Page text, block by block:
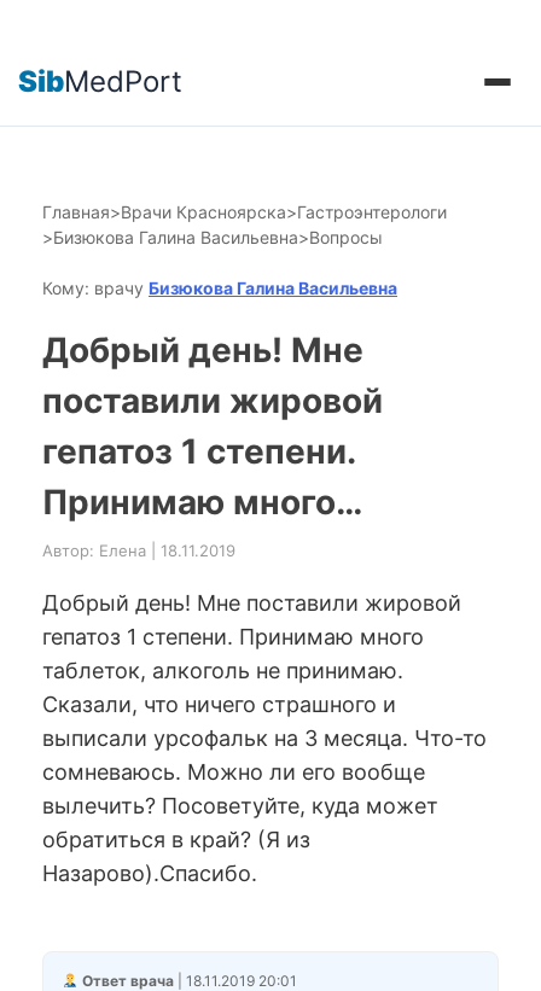
SibMedPort
Главная>Врачи Красноярска>Гастроэнтерологи
>Бизюкова Галина Васильевна>Вопросы
Кому: врачу Бизюкова Галина Васильевна
Добрый день! Мне
поставили жировой
гепатоз 1 степени.
Принимаю много…
Автор: Елена | 18.11.2019
Добрый день! Мне поставили жировой
гепатоз 1 степени. Принимаю много
таблеток, алкоголь не принимаю.
Сказали, что ничего страшного и
выписали урсофальк на 3 месяца. Что-то
сомневаюсь. Можно ли его вообще
вылечить? Посоветуйте, куда может
обратиться в край? (Я из
Назарово).Спасибо.
Ответ врача| 18.11.2019 20:01